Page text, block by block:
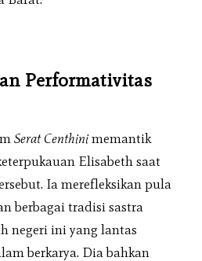
Performativitas
Serat Centhinimemantik
Elisabeth saat
Ia merefleksikan pula
berbagai tradisi sastra
negeri ini yang lantas
berkarya. Dia bahkan